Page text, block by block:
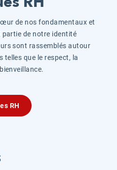
de nos fondamentaux et
partie de notre identité
sont rassemblés autour
telles que le respect, la
RH